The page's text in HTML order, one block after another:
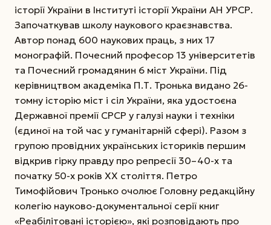
історії України в Інституті історії України АН УРСР.
Започаткував школу наукового краєзнавства.
Автор понад 600 наукових праць, з них 17
монографій. Почесний професор 13 університетів
та Почесний громадянин 6 міст України. Під
керівництвом академіка П.Т. Тронька видано 26-
томну історію міст і сіл України, яка удостоєна
Державної премії СРСР у га­лузі науки і техніки
(єдиної на той час у гума­нітарній сфері). Разом з
групою провідних українських істориків першим
відкрив гірку правду про репресії 30–40-х та
початку 50-х років ХХ століття. Петро
Тимофійович Тронько очолює Головну редакцій­ну
колегію науково-документальної серії книг
«Реабілітовані істо­рією», які розповідають про